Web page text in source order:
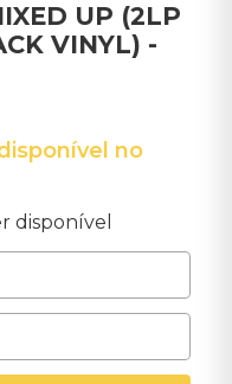
UP (2LP
VINYL) -
no
disponível